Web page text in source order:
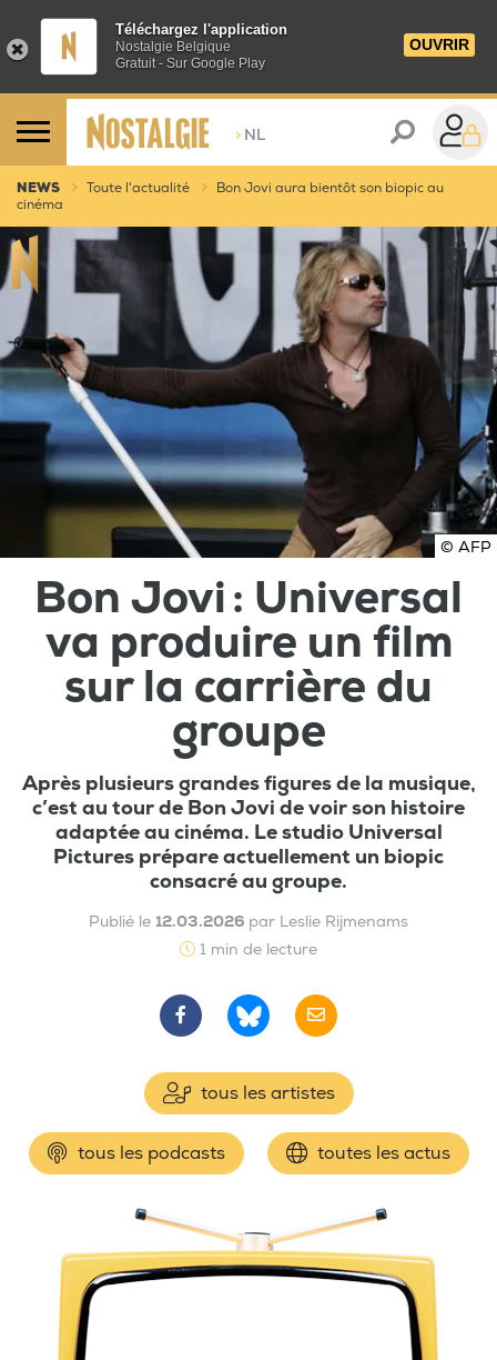
Téléchargez l'application
Nostalgie Belgique
Gratuit - Sur Google Play
OUVRIR
> NL
NEWS Toute l'actualité
Bon Jovi aura bientôt son biopic au
cinéma
© AFP
Bon Jovi : Universal
va produire un film
sur la carrière du
groupe
Après plusieurs grandes figures de la musique,
c’est au tour de Bon Jovi de voir son histoire
adaptée au cinéma. Le studio Universal
Pictures prépare actuellement un biopic
consacré au groupe.
Publié le 12.03.2026 par Leslie Rijmenams
1 min de lecture
tous les artistes
tous les podcasts toutes les actus